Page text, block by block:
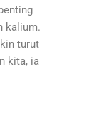
kalium.
turut
kita, ia